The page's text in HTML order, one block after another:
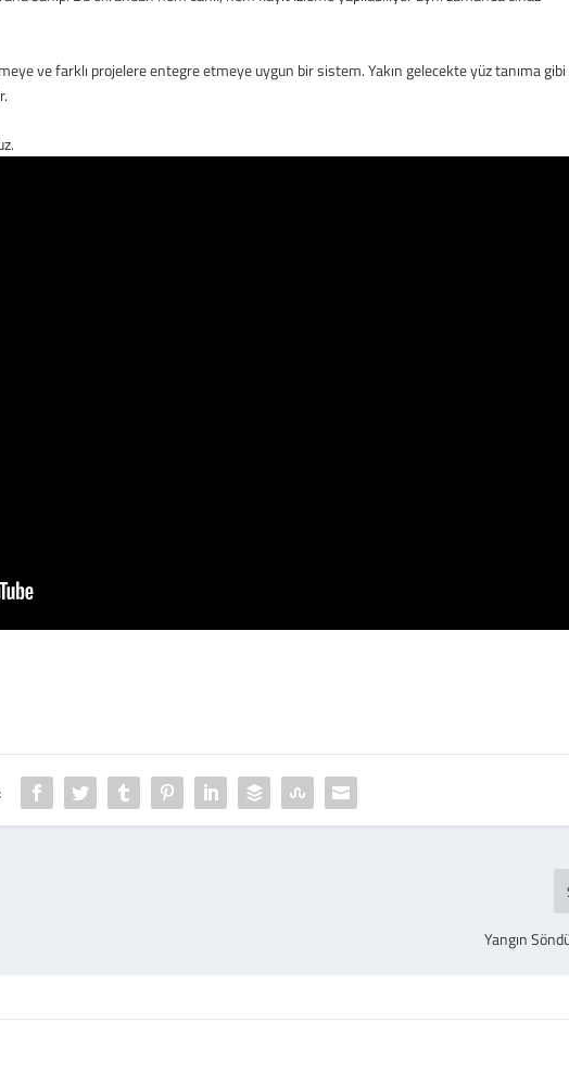
ve farklı projelere entegre etmeye uygun bir sistem. Yakın gelecekte yüz tanıma gibi
Yangın